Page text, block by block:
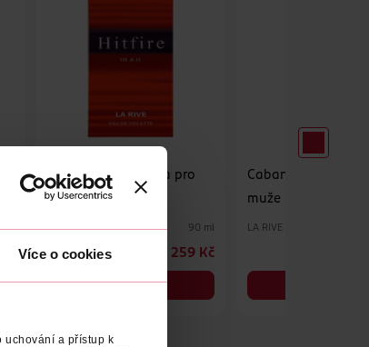
Více o cookies
uchování a přístup k
Hitfire toaletní voda pro
muže
LA RIVE 90 ml
259 Kč
DO KOŠÍKU
Cabana toaletní
muže
LA RIVE